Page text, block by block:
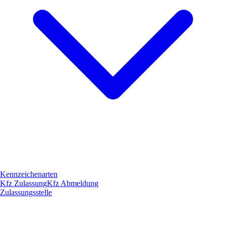
Kennzeichenarten
Kfz ZulassungKfz Abmeldung
Zulassungsstelle